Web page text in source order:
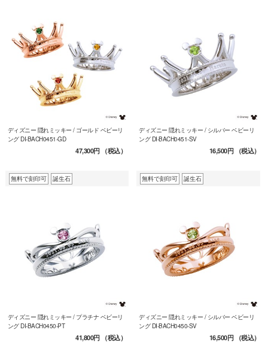
ディズニー 隠れミッキー / ゴールド ベビーリ
ング DI-BACH0451-GD
47,300円（税込）
ディズニー 隠れミッキー / シルバー ベビーリ
ング DI-BACH0451-SV
16,500円（税込）
無料で刻印可 誕生石
ディズニー 隠れミッキー / プラチナ ベビーリ
ング DI-BACH0450-PT
41,800円（税込）
無料で刻印可 誕生石
ディズニー 隠れミッキー / シルバー ベビーリ
ング DI-BACH0450-SV
16,500円（税込）